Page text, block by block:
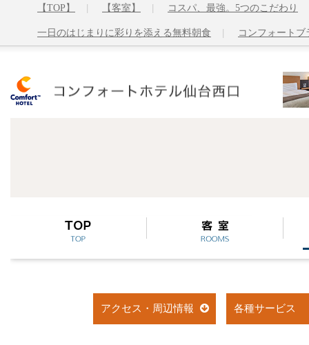
【TOP】 【客室】 コスパ、最強。5つのこだわり
一日のはじまりに彩りを添える無料朝食 コンフォートブ
アクセス・周辺情報 各種サービス